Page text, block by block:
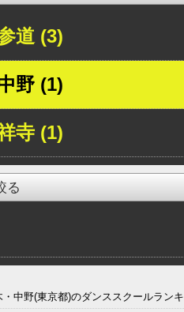
道 (3)
野 (1)
寺 (1)
る
・中野(東京都)のダンススクールラン